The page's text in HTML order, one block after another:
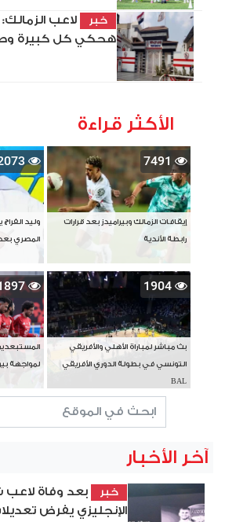
خبر
لاعب
هحكي كل كبيرة
الأكثر قراءة
7491
إيقافات الزمالك وبيراميدز بعد قرارات
رابطة الأندية
وليد
المصري
1904
بث مباشر لمباراة الأهلي والأفريقي
التونسي في بطولة الدوري الأفريقي
BAL
لمواجهة
آخر الأخبار
خبر
بعد وفاة لاعب
الإنجليزي يفرض